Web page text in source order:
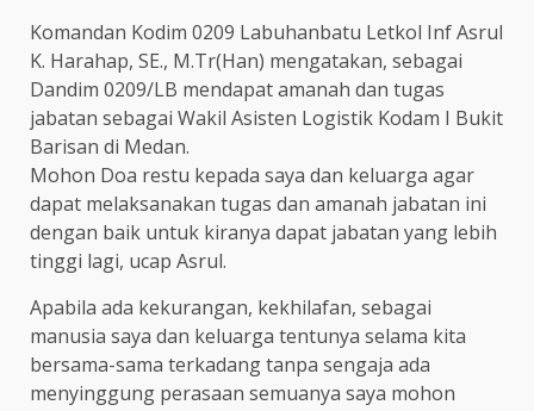
Komandan Kodim 0209 Labuhanbatu Letkol Inf Asrul
K. Harahap, SE., M.Tr(Han) mengatakan, sebagai
Dandim 0209/LB mendapat amanah dan tugas
jabatan sebagai Wakil Asisten Logistik Kodam I Bukit
Barisan di Medan.
Mohon Doa restu kepada saya dan keluarga agar
dapat melaksanakan tugas dan amanah jabatan ini
dengan baik untuk kiranya dapat jabatan yang lebih
tinggi lagi, ucap Asrul.
Apabila ada kekurangan, kekhilafan, sebagai
manusia saya dan keluarga tentunya selama kita
bersama-sama terkadang tanpa sengaja ada
menyinggung perasaan semuanya saya mohon